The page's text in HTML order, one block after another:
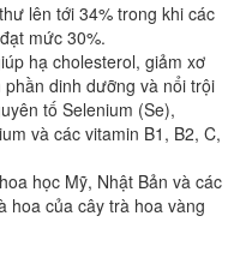
lên tới 34% trong khi các
mức 30%.
hạ cholesterol, giảm xơ
dinh dưỡng và nổi trội
tố Selenium (Se),
và các vitamin B1, B2, C,
học Mỹ, Nhật Bản và các
của cây trà hoa vàng